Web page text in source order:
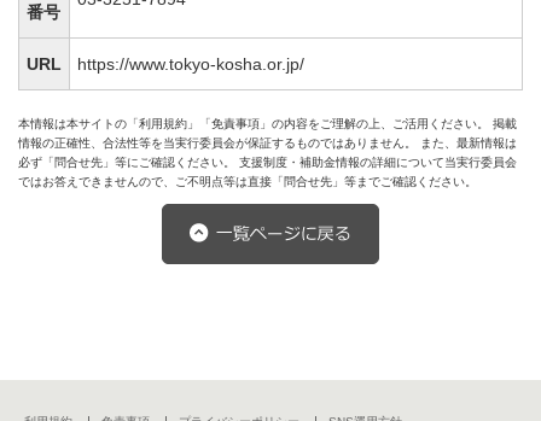
番号
URL https://www.tokyo-kosha.or.jp/
本情報は本サイトの「利用規約」「免責事項」の内容をご理解の上、ご活用ください。 掲載
情報の正確性、合法性等を当実行委員会が保証するものではありません。 また、最新情報は
必ず「問合せ先」等にご確認ください。 支援制度・補助金情報の詳細について当実行委員会
ではお答えできませんので、ご不明点等は直接「問合せ先」等までご確認ください。